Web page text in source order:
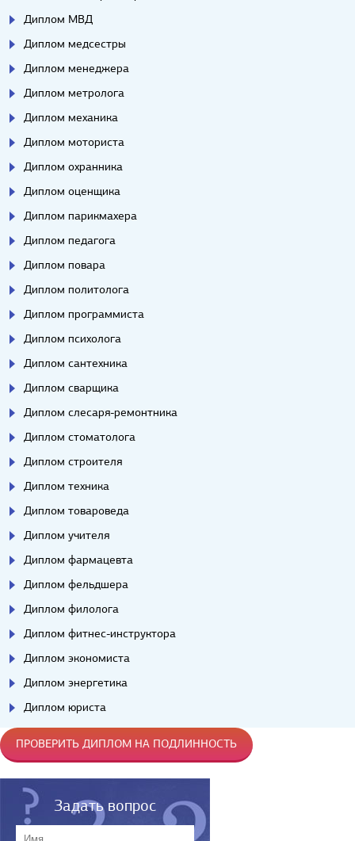
Диплом МВД
Диплом медсестры
Диплом менеджера
Диплом метролога
Диплом механика
Диплом моториста
Диплом охранника
Диплом оценщика
Диплом парикмахера
Диплом педагога
Диплом повара
Диплом политолога
Диплом программиста
Диплом психолога
Диплом сантехника
Диплом сварщика
Диплом слесаря-ремонтника
Диплом стоматолога
Диплом строителя
Диплом техника
Диплом товароведа
Диплом учителя
Диплом фармацевта
Диплом фельдшера
Диплом филолога
Диплом фитнес-инструктора
Диплом экономиста
Диплом энергетика
Диплом юриста
ПРОВЕРИТЬ ДИПЛОМ НА ПОДЛИННОСТЬ
Задать вопрос